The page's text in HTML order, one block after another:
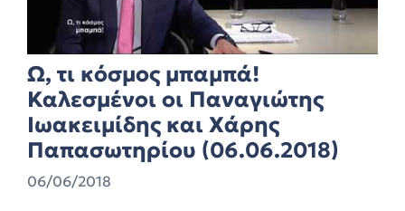
Ω, τι κόσμος μπαμπά!
Καλεσμένοι οι Παναγιώτης
Ιωακειμίδης και Χάρης
Παπασωτηρίου (06.06.2018)
06/06/2018